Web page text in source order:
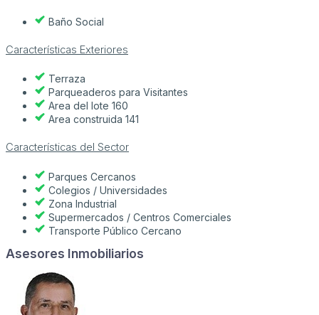
Baño Social
Características Exteriores
Terraza
Parqueaderos para Visitantes
Area del lote 160
Area construida 141
Características del Sector
Parques Cercanos
Colegios / Universidades
Zona Industrial
Supermercados / Centros Comerciales
Transporte Público Cercano
Asesores Inmobiliarios